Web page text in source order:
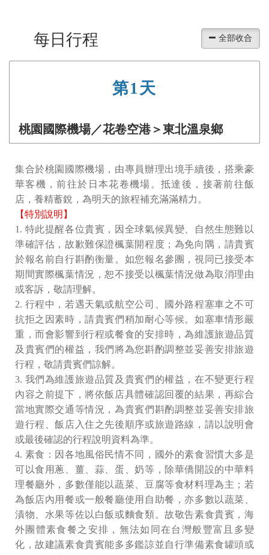
每日行程
第1天
桃園國際機場／花卷空港＞東北溫泉鄉
集合於桃園國際機場，由專員辦理出境手續後，搭乘豪
華客機，前往於⽇本花卷機場。抵達後，接著前往飯
店，養精蓄銳，為明天的旅程補充滿滿精力。
【特別說明】
1. 特此提醒各位貴賓，因全球氣候異變、⾃然⽣態難以
準確評估，故歉難保證楓葉開程度；為免向隅，請貴賓
於報名前⾃⾏斟酌衡量。如您報名參團，視同已接受本
期間實際楓葉情況，恕不接受以楓葉情況做為取消理由
或客訴，敬請理解。
2. ⾏程中，若遇天氣或航空公司、國外路程塞⾞之不可
抗拒之因素時，請貴賓們稍加耐⼼等候。如塞⾞情形嚴
重，⽽會影響到⾏程或餐食的安排時，為維護旅遊品質
及貴賓們的權益，我們將為您斟酌調整並妥善安排旅遊
⾏程，敬請貴賓們諒解。
3. 我們為維護旅遊品質及貴賓們的權益，在不變更⾏程
內容之前提下，將依飯店具體確認回覆的結果，再綜合
當地實際交通等情況，為貴賓們斟酌調整並妥善安排旅
遊⾏程、飯店入住之先後順序或旅遊路線，請以說明會
或最後確認的⾏程說明資料為準。
4. 素食：因各地風俗⺠情不同，國外的素食習慣⼤多是
可以食⽤蔥、薑、蒜、蛋、奶等，除華僑開設的中華料
理餐廳外，多數僅能以蔬菜、豆腐等食材料理為主；若
為飯店內⽤餐或⼀般餐廳使⽤⾃助餐，亦多數以蔬菜、
漬物、⽔果等佐以⽩飯或麵食類。故敬告素食貴賓，海
外團體素食餐之安排，無法如同在台灣般豐富且多變
化，故建議素食貴賓能多多鑑諒並⾃⾏準備素食罐頭或